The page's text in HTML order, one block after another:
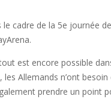
cadre de la 5e journée
est encore possible
Allemands n’ont
prendre un point